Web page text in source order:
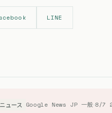
LINE
ニュース Google News JP 一般 8/7